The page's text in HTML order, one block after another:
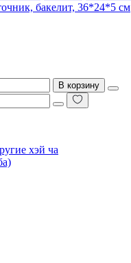
бакелит, 36*24*5 см
В корзину
хэй ча